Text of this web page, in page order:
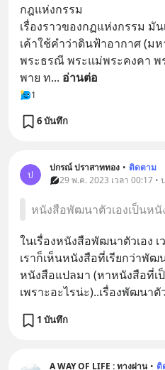
กฎแห่งกรรม
เรื่องราวของกฏแห่งกรรม มั
เค้าใช้คำว่าดินฟ้าอากาศ (ม
พระธรณี พระแม่พระคงคา พ
พาย ท... อ่านต่อ
1
6 บันทึก
ป
ปกรณ์ ปราสาททอง • ติดตาม
29 พ.ค. 2023 เวลา 00:17 •
หนังสือพัฒนาตัวเองเป็นห
ในเรื่องหนังสือพัฒนาตัวเอง
เราก็เห็นหนังสือที่เรียกว่าพัฒ
หนังสือแปลมา (หาหนังสือที่เ
เพราะอะไรน่ะ)..เรื่องพัฒนาตั
1 บันทึก
A WAY OF LIFE : ทางผ่าน • ติ